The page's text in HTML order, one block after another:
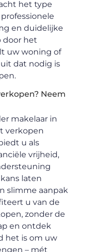
het type
en duidelijke
door het
uw woning of
dat nodig is
Neem
makelaar in
verkopen
u als
vrijheid,
laten
slimme aanpak
u van de
zonder de
en ontdek
het is om uw
– mét